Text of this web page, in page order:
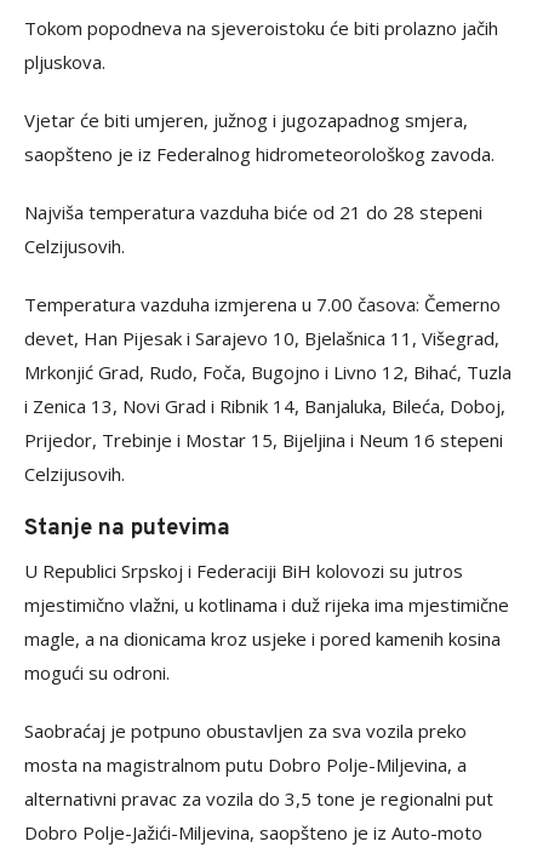
Tokom popodneva na sjeveroistoku će biti prolazno jačih
pljuskova.
Vjetar će biti umjeren, južnog i jugozapadnog smjera,
saopšteno je iz Federalnog hidrometeorološkog zavoda.
Najviša temperatura vazduha biće od 21 do 28 stepeni
Celzijusovih.
Temperatura vazduha izmjerena u 7.00 časova: Čemerno
devet, Han Pijesak i Sarajevo 10, Bjelašnica 11, Višegrad,
Mrkonjić Grad, Rudo, Foča, Bugojno i Livno 12, Bihać, Tuzla
i Zenica 13, Novi Grad i Ribnik 14, Banjaluka, Bileća, Doboj,
Prijedor, Trebinje i Mostar 15, Bijeljina i Neum 16 stepeni
Celzijusovih.
Stanje na putevima
U Republici Srpskoj i Federaciji BiH kolovozi su jutros
mjestimično vlažni, u kotlinama i duž rijeka ima mjestimične
magle, a na dionicama kroz usjeke i pored kamenih kosina
mogući su odroni.
Saobraćaj je potpuno obustavljen za sva vozila preko
mosta na magistralnom putu Dobro Polje-Miljevina, a
alternativni pravac za vozila do 3,5 tone je regionalni put
Dobro Polje-Jažići-Miljevina, saopšteno je iz Auto-moto